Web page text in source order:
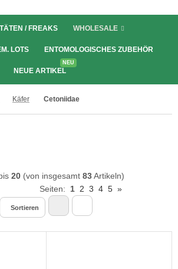
/ FREAKS WHOLESALE
LOTS ENTOMOLOGISCHES ZUBEHÖR
NEUE ARTIKEL
NEU
Käfer Cetoniidae
Sortieren
20 (von insgesamt 83Artikeln)
Seiten: 1 2 3 4 5 »